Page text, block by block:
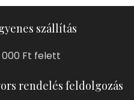
szállítás
000 Ft felett
rendelés feldolgozás